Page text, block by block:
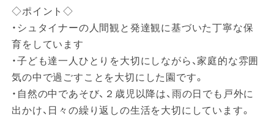
◇ポイント◇
・シュタイナーの人間観と発達観に基づいた丁寧な保
育をしています
・子ども達一人ひとりを大切にしながら、家庭的な雰囲
気の中で過ごすことを大切にした園です。
・自然の中であそび、２歳児以降は、雨の日でも戸外に
出かけ、日々の繰り返しの生活を大切にしています。